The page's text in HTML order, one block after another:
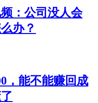
：公司没人会
办？
，能不能赚回成